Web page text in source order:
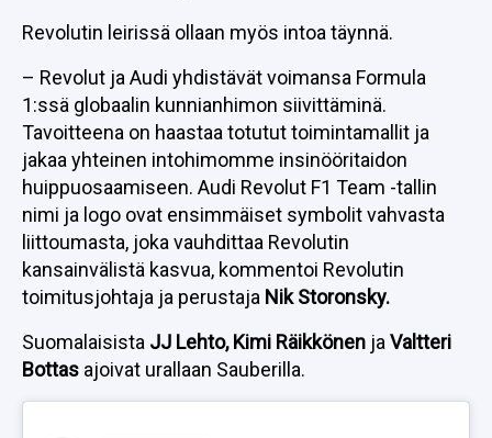
Revolutin leirissä ollaan myös intoa täynnä.
– Revolut ja Audi yhdistävät voimansa Formula
1:ssä globaalin kunnianhimon siivittäminä.
Tavoitteena on haastaa totutut toimintamallit ja
jakaa yhteinen intohimomme insinööritaidon
huippuosaamiseen. Audi Revolut F1 Team -tallin
nimi ja logo ovat ensimmäiset symbolit vahvasta
liittoumasta, joka vauhdittaa Revolutin
kansainvälistä kasvua, kommentoi Revolutin
toimitusjohtaja ja perustaja Nik Storonsky.
Suomalaisista JJ Lehto, Kimi Räikkönen ja Valtteri
Bottas ajoivat urallaan Sauberilla.